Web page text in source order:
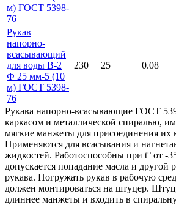
м) ГОСТ 5398-
76
Рукав
напорно-
всасывающий
для воды В-2
Ф 25 мм-5 (10
м) ГОСТ 5398-
76
230 25 0.08
Рукава напорно-всасывающие ГОСТ
каркасом и металлической спиралью,
мягкие манжеты для присоединения их
Применяются для всасывания и
жидкостей. Работоспособны при t° от -
допускается попадание масла и другой
рукава. Погружать рукав в рабочую
должен монтироваться на штуцер.
длиннее манжеты и входить в